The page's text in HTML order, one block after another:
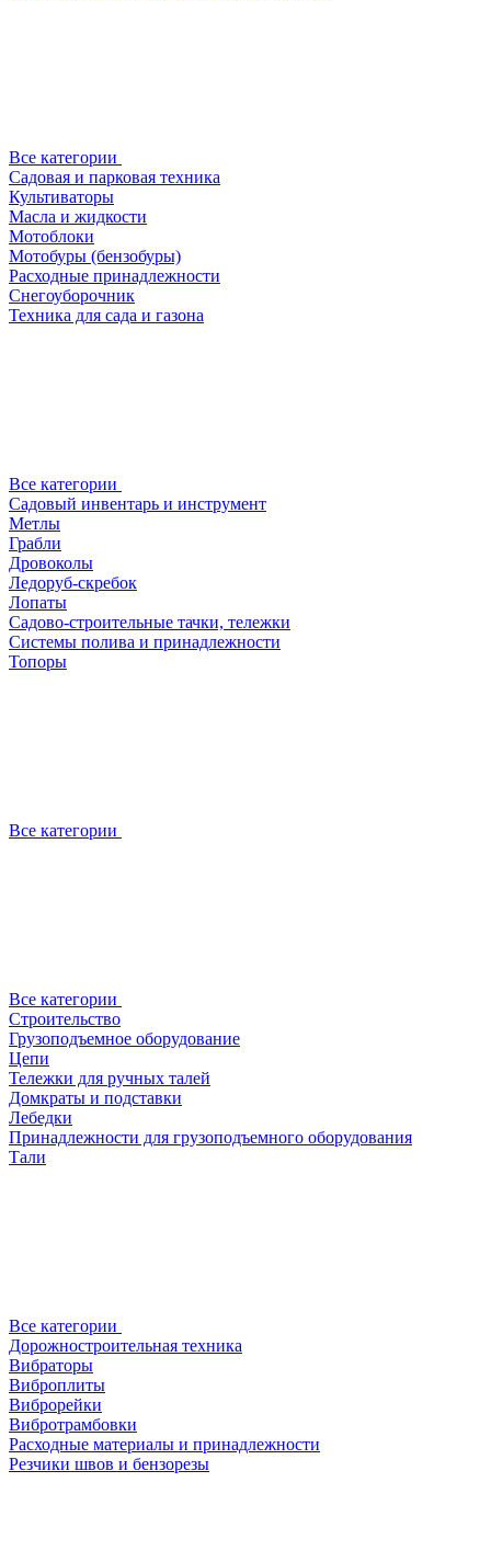
Все категории
Садовая и парковая техника
Культиваторы
Масла и жидкости
Мотоблоки
Мотобуры (бензобуры)
Расходные принадлежности
Снегоуборочник
Техника для сада и газона
Все категории
Садовый инвентарь и инструмент
Метлы
Грабли
Дровоколы
Ледоруб-скребок
Лопаты
Садово-строительные тачки, тележки
Системы полива и принадлежности
Топоры
Все категории
Все категории
Строительство
Грузоподъемное оборудование
Цепи
Тележки для ручных талей
Домкраты и подставки
Лебедки
Принадлежности для грузоподъемного оборудования
Тали
Все категории
Дорожностроительная техника
Вибраторы
Виброплиты
Виброрейки
Вибротрамбовки
Расходные материалы и принадлежности
Резчики швов и бензорезы